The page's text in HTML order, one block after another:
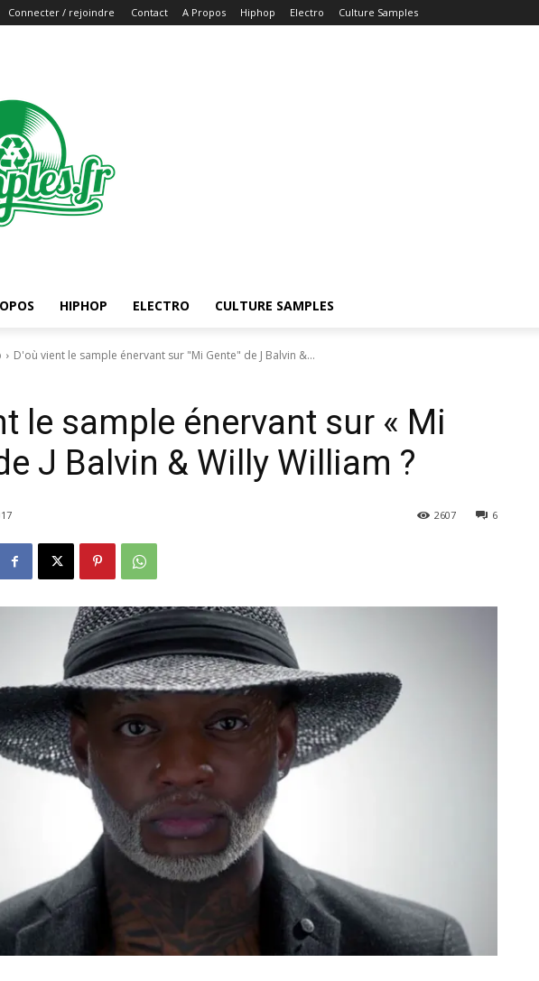
Connecter / rejoindre Contact A Propos Hiphop Electro Culture Samples
HIPHOP ELECTRO CULTURE SAMPLES
D'où vient le sample énervant sur "Mi Gente" de J Balvin &...
le sample énervant sur « Mi
J Balvin & Willy William ?
6
2607